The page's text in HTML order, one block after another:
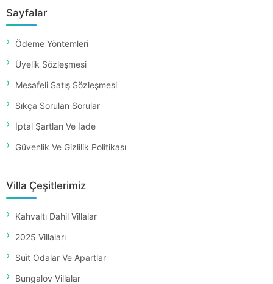
Sayfalar
Ödeme Yöntemleri
Üyelik Sözleşmesi
Mesafeli Satış Sözleşmesi
Sıkça Sorulan Sorular
İptal Şartları Ve İade
Güvenlik Ve Gizlilik Politikası
Villa Çeşitlerimiz
Kahvaltı Dahil Villalar
2025 Villaları
Suit Odalar Ve Apartlar
Bungalov Villalar